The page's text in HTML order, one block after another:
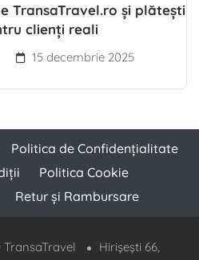
TransaTravel.ro și plătești
clienți reali
15 decembrie 2025
Politica de Confidențialitate
Politica Cookie
Retur și Rambursare
Hirișești 66,